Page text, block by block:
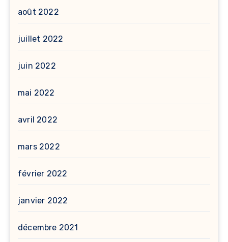
août 2022
juillet 2022
juin 2022
mai 2022
avril 2022
mars 2022
février 2022
janvier 2022
décembre 2021